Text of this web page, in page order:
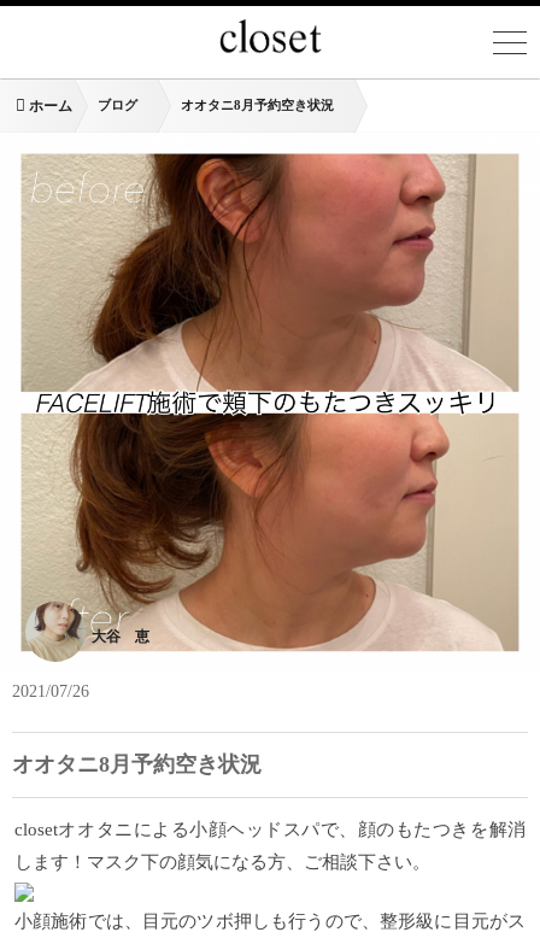
ホーム ブログ オオタニ8月予約空き状況
大谷 恵
2021/07/26
オオタニ8月予約空き状況
closetオオタニによる小顔ヘッドスパで、顔のもたつきを解消
します！マスク下の顔気になる方、ご相談下さい。
小顔施術では、目元のツボ押しも行うので、整形級に目元がス